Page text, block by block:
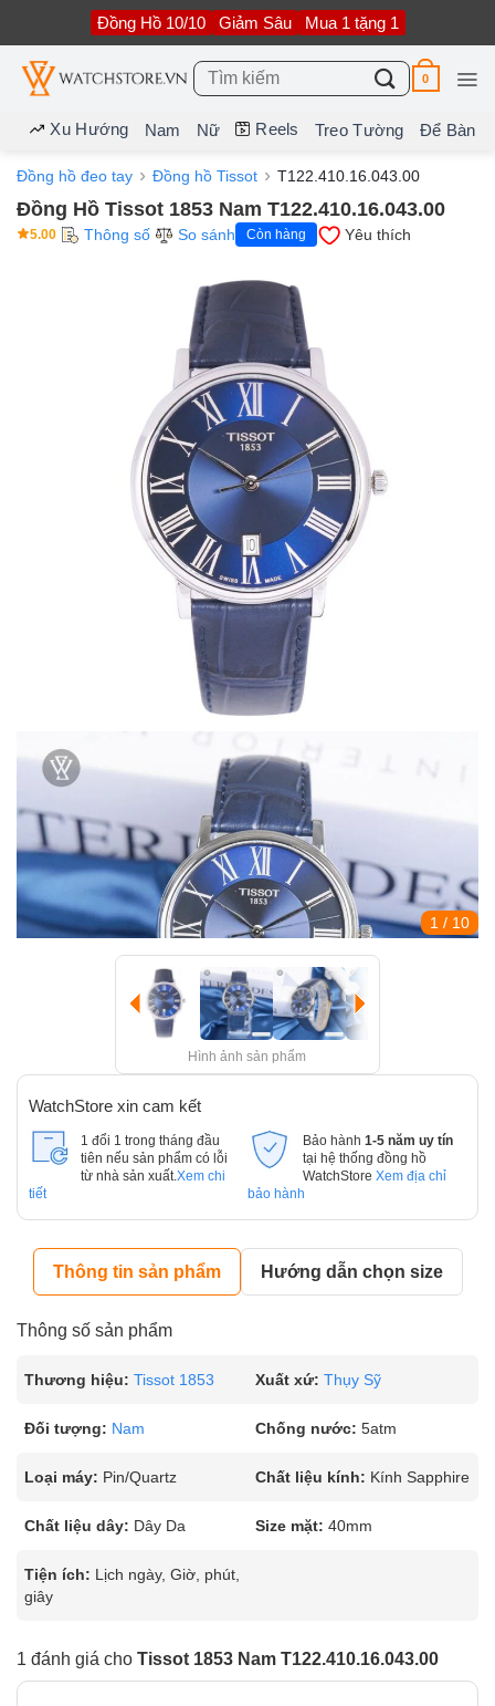
nội
dung
Đồng Hồ 10/10 Giảm Sâu Mua 1 tặng 1
Tìm
kiếm:
0
Xu Hướng Nam Nữ Reels Treo Tường Để Bàn
Đồng hồ đeo tay Đồng hồ Tissot T122.410.16.043.00
Đồng Hồ Tissot 1853 Nam T122.410.16.043.00
5.00 Thông số So sánh Còn hàng Yêu thích
1 / 10
Hình ảnh sản phẩm
WatchStore xin cam kết
1 đổi 1 trong tháng đầu
tiên nếu sản phẩm có lỗi
từ nhà sản xuất. Xem chi
tiết
Bảo hành 1-5 năm uy tín
tại hệ thống đồng hồ
WatchStore Xem địa chỉ
bảo hành
Thông tin sản phẩm Hướng dẫn chọn size
Thông số sản phẩm
Thương hiệu: Tissot 1853 Xuất xứ: Thụy Sỹ
Đối tượng: Nam Chống nước: 5atm
Loại máy: Pin/Quartz Chất liệu kính: Kính Sapphire
Chất liệu dây: Dây Da Size mặt: 40mm
Tiện ích: Lịch ngày, Giờ, phút,
giây
1 đánh giá cho Tissot 1853 Nam T122.410.16.043.00